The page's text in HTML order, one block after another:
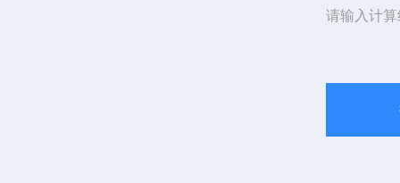
请输入计